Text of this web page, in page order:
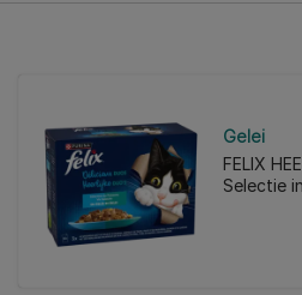
Gelei
FELIX
Selectie